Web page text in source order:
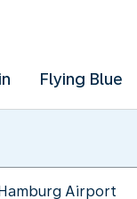
Flying Blue